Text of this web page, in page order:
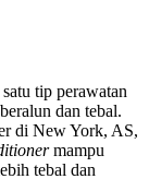
tip perawatan
dan tebal.
di New York, AS,
mampu
tebal dan